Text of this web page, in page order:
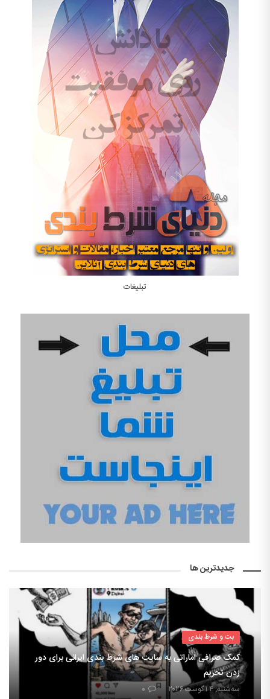
تبلیغات
جدیدترین ها
بت و شرط بندی
کمک صرافی اماراتی به سایت های شرط بندی ایرانی برای دور
زدن تحریم
سه‌شنبه, ۴ آگوست ۲۰۲۶ ۰